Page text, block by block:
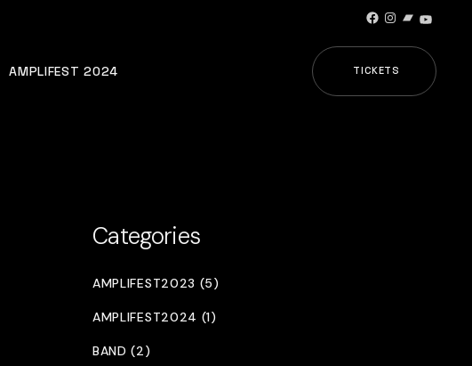
Facebook
Instagram
Bandcamp
AMPLIFEST 2024 TICKETS
Categories
AMPLIFEST2023 (5)
AMPLIFEST2024 (1)
BAND (2)